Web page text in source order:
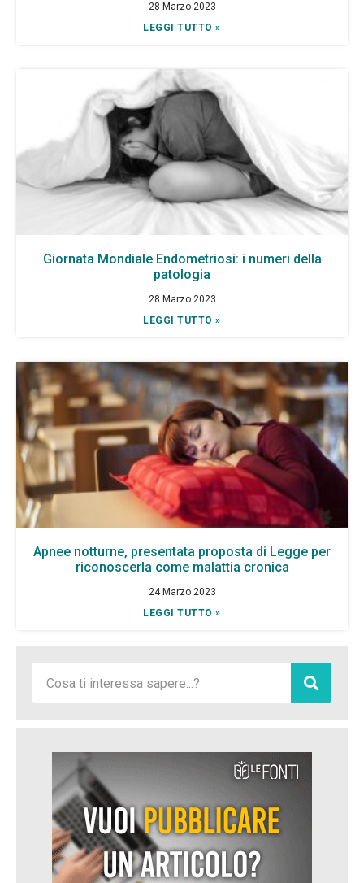
28 Marzo 2023
LEGGI TUTTO »
Giornata Mondiale Endometriosi: i numeri della
patologia
28 Marzo 2023
LEGGI TUTTO »
Apnee notturne, presentata proposta di Legge per
riconoscerla come malattia cronica
24 Marzo 2023
LEGGI TUTTO »